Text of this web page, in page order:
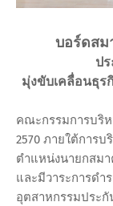
บอร์ดสม
ป
มุ่งขับเคลื่อนธุร
คณะกรรมการบริ
2570 ภายใต้การบ
ตำแหน่งนายกสม
และมีวาระการด
อุตสาหกรรมประ